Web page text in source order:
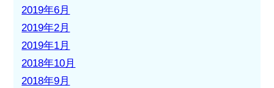
2019年6月
2019年2月
2019年1月
2018年10月
2018年9月